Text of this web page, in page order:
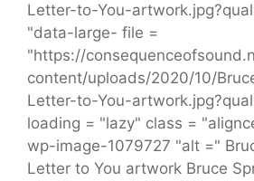
Letter-to-You-
"data-large- file =
"https://
content/uploads/2020/10/
Letter-to-You-
loading = "lazy" class =
wp-image-1079727 "alt ="
Letter to You artwork Bruce